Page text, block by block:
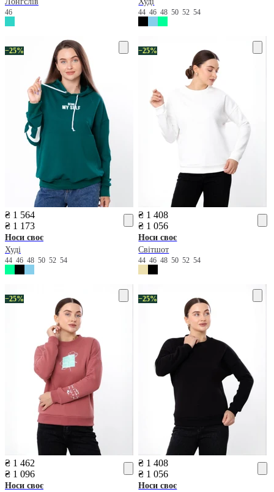
46 444648505254
−25%
₴ 1 564
₴ 1 173
Носи своє
Худі
44 46 48 50 52 54
−25%
₴ 1 408
₴ 1 056
Носи своє
Світшот
444648505254
−25%
₴ 1 462
₴ 1 096
Носи своє
−25%
₴ 1 408
₴ 1 056
Носи своє